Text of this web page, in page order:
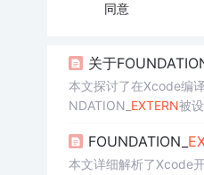
同意
关于
本文探讨了在Xcode编
NDATION_ EXTERN被
解。FOUNDATION_
本文详细解析了Xcode